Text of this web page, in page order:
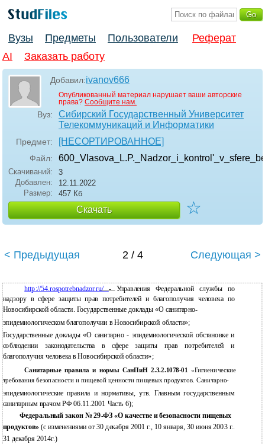
Вузы Предметы Пользователи
Реферат
AI
Заказать работу
Добавил:ivanov666
Опубликованный материал нарушает ваши авторские
права? Сообщите нам.
Вуз:
Сибирский Государственный Университет
Телекоммуникаций и Информатики
Предмет: [НЕСОРТИРОВАННОЕ]
Файл:
Скачиваний:
3
Добавлен:
12.11.2022
Размер:
457 Кб
Скачать ☆
< Предыдущая 2 / 4 Следующая >
http://54.rospotrebnadzor.ru/- Управления Федеральной службы по
надзору в сфере защиты прав потребителей и благополучия человека по
Новосибирской области. Государственные доклады «О санитарно-
эпидемиологическом благополучии в Новосибирской области»;
Государственные доклады «О санитарно - эпидемиологической обстановке и
соблюдении законодательства в сфере защиты прав потребителей и
благополучия человека в Новосибирской области»;
Санитарные правила и нормы СанПиН 2.3.2.1078-01«Гигиенические
требования безопасности и пищевой ценности пищевых продуктов. Санитарно-
эпидемиологические правила и нормативы, утв. Главным государственным
санитарным врачом РФ 06.11.2001 Часть 6);
Федеральный закон № 29-ФЗ «О качестве и безопасности пищевых
продуктов»(с изменениями от 30 декабря 2001 г., 10 января, 30 июня 2003 г..
31 декабря 2014г.)